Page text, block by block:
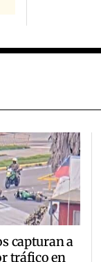
capturan a
tráfico en